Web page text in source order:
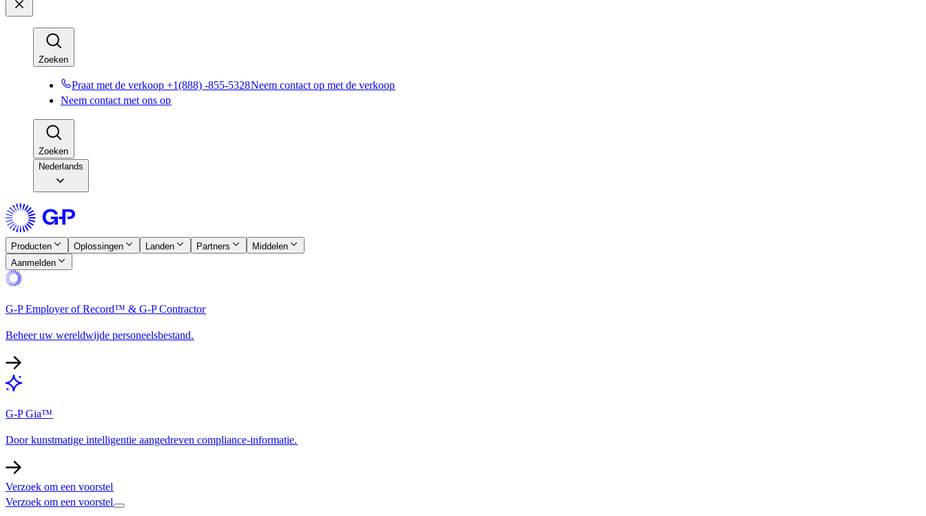
Zoeken​​
Praat met de verkoop +1(888) -855-5328​​Neem contact op met de verkoop​​
Neem contact met ons op​​
Zoeken​​
Nederlands
Producten​​ Oplossingen​​ Landen​​ Partners​​
Middelen​​
Aanmelden​​
G-P Employer of Record™ & G-P Contractor​​
Beheer uw wereldwijde personeelsbestand.​​
G-P Gia™​​
Door kunstmatige intelligentie aangedreven compliance-informatie.​​
Verzoek om een voorstel​​
Verzoek om een voorstel​​